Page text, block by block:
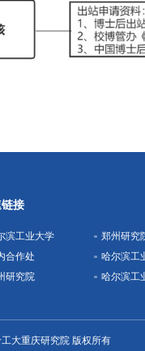
接
滨工业大学
郑州研究
合作处
哈尔滨工
研究院
哈尔滨工
大重庆研究院 版权所有